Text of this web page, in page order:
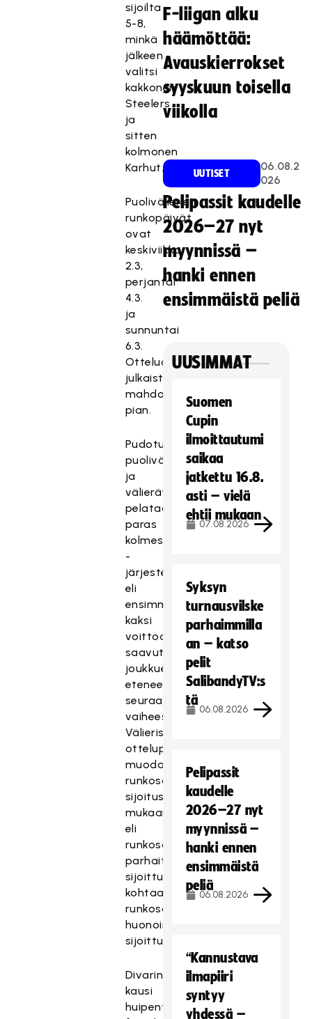
sijoilta
5-8,
minkä
jälkeen
valitsi
kakkonen
Steelers
ja
sitten
kolmonen
Karhut.
Puolivälierien
runkopäivät
ovat
keskiviikko
2.3,
perjantai
4.3.
ja
sunnuntai
6.3.
Otteluohjelma
julkaistaan
mahdollisimman
pian.
Pudotuspeleissä
puolivälierät
ja
välierät
pelataan
paras
kolmesta
-
järjestelmällä
eli
ensimmäisenä
kaksi
voittoa
saavuttanut
joukkue
etenee
seuraavaan
vaiheeseen.
Välierissä
otteluparit
muodostuvat
runkosarjan
sijoitusten
mukaan
eli
runkosarjassa
parhaiten
sijoittunut
kohtaa
runkosarjassa
huonoimmin
sijoittuneen.
Divarin
kausi
huipentuu
F-liigan alku
häämöttää:
Avauskierrokset
syyskuun toisella
viikolla
UUTISET
06.08.2
026
Pelipassit kaudelle
2026–27 nyt
myynnissä –
hanki ennen
ensimmäistä peliä
UUSIMMAT
Suomen
Cupin
ilmoittautumi
saikaa
jatkettu 16.8.
asti – vielä
ehtii mukaan
07.08.2026
Syksyn
turnausvilske
parhaimmilla
an – katso
pelit
SalibandyTV:s
tä
06.08.2026
Pelipassit
kaudelle
2026–27 nyt
myynnissä –
hanki ennen
ensimmäistä
peliä
06.08.2026
“Kannustava
ilmapiiri
syntyy
yhdessä –